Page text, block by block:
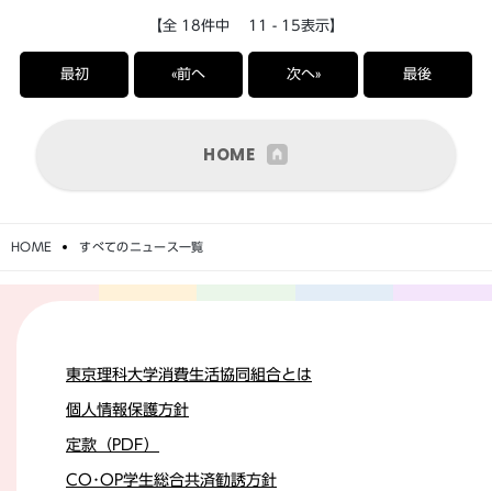
【全 18件中 11 - 15表示】
最初 «前へ 次へ» 最後
HOME
HOME すべてのニュース一覧
東京理科大学消費生活協同組合とは
個人情報保護方針
定款（PDF）
CO･OP学生総合共済勧誘方針